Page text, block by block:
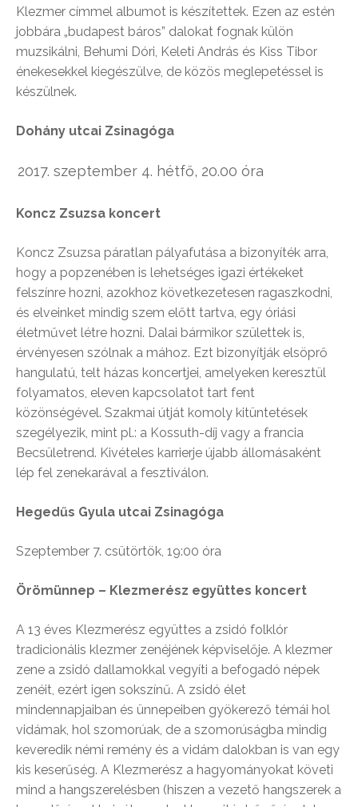
Klezmer címmel albumot is készítettek. Ezen az estén
jobbára „budapest báros” dalokat fognak külön
muzsikálni, Behumi Dóri, Keleti András és Kiss Tibor
énekesekkel kiegészülve, de közös meglepetéssel is
készülnek.
Dohány utcai Zsinagóga
szeptember 4. hétfő, 20.00 óra
Koncz Zsuzsa koncert
Koncz Zsuzsa páratlan pályafutása a bizonyíték arra,
hogy a popzenében is lehetséges igazi értékeket
felszínre hozni, azokhoz következetesen ragaszkodni,
és elveinket mindig szem előtt tartva, egy óriási
életművet létre hozni. Dalai bármikor születtek is,
érvényesen szólnak a mához. Ezt bizonyítják elsöprő
hangulatú, telt házas koncertjei, amelyeken keresztül
folyamatos, eleven kapcsolatot tart fent
közönségével. Szakmai útját komoly kitüntetések
szegélyezik, mint pl.: a Kossuth-díj vagy a francia
Becsületrend. Kivételes karrierje újabb állomásaként
lép fel zenekarával a fesztiválon.
Hegedűs Gyula utcai Zsinagóga
Szeptember 7. csütörtök, 19:00 óra
Örömünnep – Klezmerész együttes koncert
A 13 éves Klezmerész együttes a zsidó folklór
tradicionális klezmer zenéjének képviselője. A klezmer
zene a zsidó dallamokkal vegyíti a befogadó népek
zenéit, ezért igen sokszínű. A zsidó élet
mindennapjaiban és ünnepeiben gyökerező témái hol
vidámak, hol szomorúak, de a szomorúságba mindig
keveredik némi remény és a vidám dalokban is van egy
kis keserűség. A Klezmerész a hagyományokat követi
mind a hangszerelésben (hiszen a vezető hangszerek a